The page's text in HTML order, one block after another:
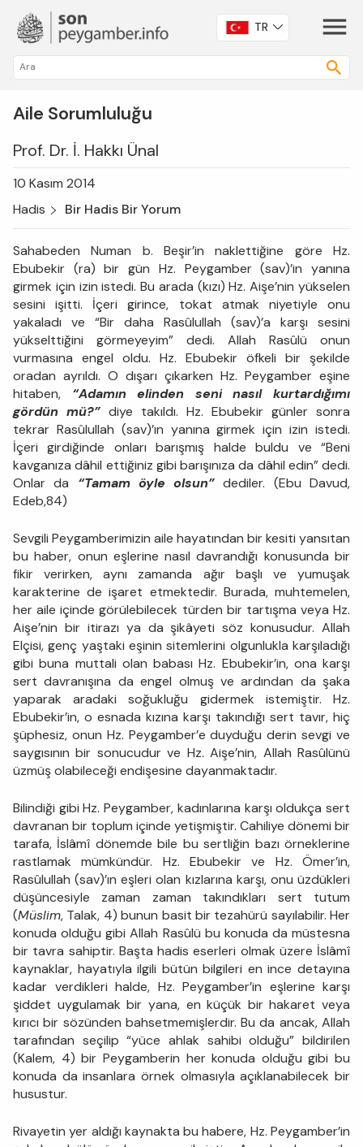
TR
Aile Sorumluluğu
Prof. Dr. İ. Hakkı Ünal
10 Kasım 2014
Hadis
Bir Hadis Bir Yorum
Sahabeden Numan b. Beşir’in naklettiğine göre Hz.
Ebubekir (ra) bir gün Hz. Peygamber (sav)’in yanına
girmek için izin istedi. Bu arada (kızı) Hz. Aişe’nin yükselen
sesini işitti. İçeri girince, tokat atmak niyetiyle onu
yakaladı ve “Bir daha Rasûlullah (sav)’a karşı sesini
yükselttiğini görmeyeyim” dedi. Allah Rasûlü onun
vurmasına engel oldu. Hz. Ebubekir öfkeli bir şekilde
oradan ayrıldı. O dışarı çıkarken Hz. Peygamber eşine
hitaben, “Adamın elinden seni nasıl kurtardığımı
gördün mü?” diye takıldı. Hz. Ebubekir günler sonra
tekrar Rasûlullah (sav)’ın yanına girmek için izin istedi.
İçeri girdiğinde onları barışmış halde buldu ve “Beni
kavganıza dâhil ettiğiniz gibi barışınıza da dâhil edin” dedi.
Onlar da “Tamam öyle olsun” dediler. (Ebu Davud,
Edeb,84)
Sevgili Peygamberimizin aile hayatından bir kesiti yansıtan
bu haber, onun eşlerine nasıl davrandığı konusunda bir
fikir verirken, aynı zamanda ağır başlı ve yumuşak
karakterine de işaret etmektedir. Burada, muhtemelen,
her aile içinde görülebilecek türden bir tartışma veya Hz.
Aişe’nin bir itirazı ya da şikâyeti söz konusudur. Allah
Elçisi, genç yaştaki eşinin sitemlerini olgunlukla karşıladığı
gibi buna muttali olan babası Hz. Ebubekir’in, ona karşı
sert davranışına da engel olmuş ve ardından da şaka
yaparak aradaki soğukluğu gidermek istemiştir. Hz.
Ebubekir’in, o esnada kızına karşı takındığı sert tavır, hiç
şüphesiz, onun Hz. Peygamber’e duyduğu derin sevgi ve
saygısının bir sonucudur ve Hz. Aişe’nin, Allah Rasûlünü
üzmüş olabileceği endişesine dayanmaktadır.
Bilindiği gibi Hz. Peygamber, kadınlarına karşı oldukça sert
davranan bir toplum içinde yetişmiştir. Cahiliye dönemi bir
tarafa, İslâmî dönemde bile bu sertliğin bazı örneklerine
rastlamak mümkündür. Hz. Ebubekir ve Hz. Ömer’in,
Rasûlullah (sav)’ın eşleri olan kızlarına karşı, onu üzdükleri
düşüncesiyle zaman zaman takındıkları sert tutum
(Müslim, Talak, 4) bunun basit bir tezahürü sayılabilir. Her
konuda olduğu gibi Allah Rasûlü bu konuda da müstesna
bir tavra sahiptir. Başta hadis eserleri olmak üzere İslâmî
kaynaklar, hayatıyla ilgili bütün bilgileri en ince detayına
kadar verdikleri halde, Hz. Peygamber’in eşlerine karşı
şiddet uygulamak bir yana, en küçük bir hakaret veya
kırıcı bir sözünden bahsetmemişlerdir. Bu da ancak, Allah
tarafından seçilip “yüce ahlak sahibi olduğu” bildirilen
(Kalem, 4) bir Peygamberin her konuda olduğu gibi bu
konuda da insanlara örnek olmasıyla açıklanabilecek bir
husustur.
Rivayetin yer aldığı kaynakta bu habere, Hz. Peygamber’in